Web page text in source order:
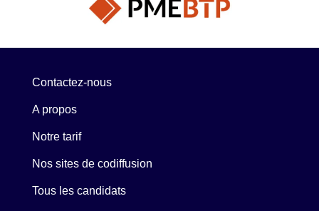
Contactez-nous
A propos
Notre tarif
Nos sites de codiffusion
Tous les candidats